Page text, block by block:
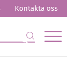
Kontakta oss